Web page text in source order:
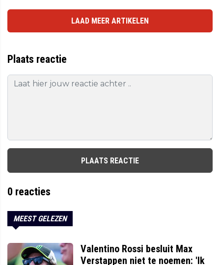
LAAD MEER ARTIKELEN
Plaats reactie
PLAATS REACTIE
0 reacties
MEEST GELEZEN
Valentino Rossi besluit Max
Verstappen niet te noemen: 'Ik